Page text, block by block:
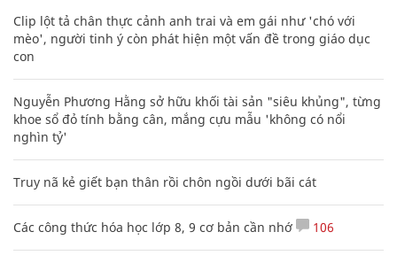
Clip lột tả chân thực cảnh anh trai và em gái như 'chó với
mèo', người tinh ý còn phát hiện một vấn đề trong giáo dục
con
Nguyễn Phương Hằng sở hữu khối tài sản "siêu khủng", từng
khoe sổ đỏ tính bằng cân, mắng cựu mẫu 'không có nổi
nghìn tỷ'
Truy nã kẻ giết bạn thân rồi chôn ngồi dưới bãi cát
Các công thức hóa học lớp 8, 9 cơ bản cần nhớ 106